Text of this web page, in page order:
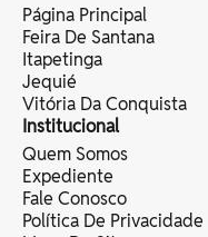
Página Principal
Feira De Santana
Itapetinga
Jequié
Vitória Da Conquista
Institucional
Quem Somos
Expediente
Fale Conosco
Política De Privacidade